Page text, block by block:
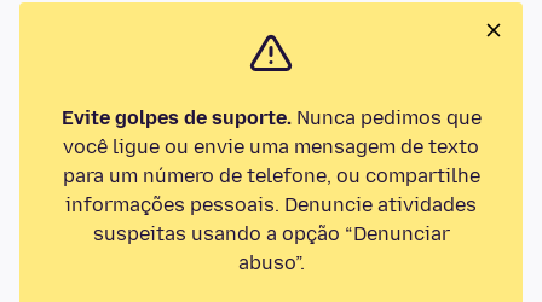
Evite golpes de suporte.Nunca pedimos que
você ligue ou envie uma mensagem de texto
para um número de telefone, ou compartilhe
informações pessoais. Denuncie atividades
suspeitas usando a opção “Denunciar
abuso”.